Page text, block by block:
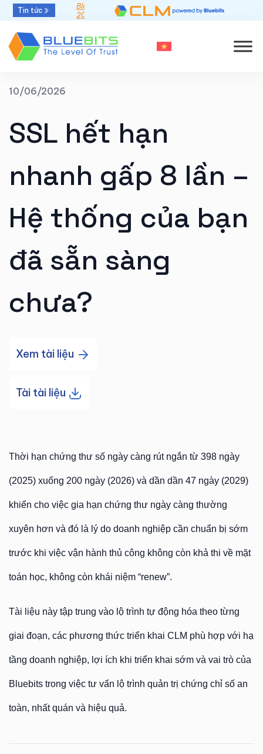
Tin tức
Bluebits được GlobalSign vinh danh “Top Sales
2025” khu vực APAC
10/06/2026
SSL hết hạn
nhanh gấp 8 lần –
Hệ thống của bạn
đã sẵn sàng
chưa?
Xem tài liệu
Tài tài liệu
Thời hạn chứng thư số ngày càng rút ngắn từ 398 ngày
(2025) xuống 200 ngày (2026) và dần dần 47 ngày (2029)
khiến cho việc gia hạn chứng thư ngày càng thường
xuyên hơn và đó là lý do doanh nghiệp cần chuẩn bị sớm
trước khi việc vận hành thủ công không còn khả thi về mặt
toán học, không còn khái niệm “renew”.
Tài liệu này tập trung vào lộ trình tự động hóa theo từng
giai đoạn, các phương thức triển khai CLM phù hợp với hạ
tầng doanh nghiệp, lợi ích khi triển khai sớm và vai trò của
Bluebits trong việc tư vấn lộ trình quản trị chứng chỉ số an
toàn, nhất quán và hiệu quả.